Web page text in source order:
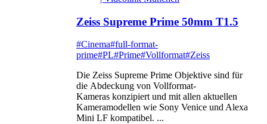
Zeiss Supreme Prime 50mm T1.5
#Cinema#full-format-
prime#PL#Prime#Vollformat#Zeiss
Die Zeiss Supreme Prime Objektive sind für
die Abdeckung von Vollformat-
Kameras konzipiert und mit allen aktuellen
Kameramodellen wie Sony Venice und Alexa
Mini LF kompatibel. ...